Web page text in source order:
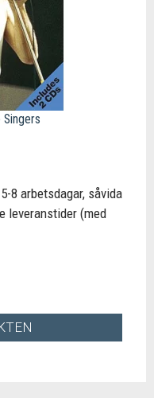
8 arbetsdagar, såvida
leveranstider (med